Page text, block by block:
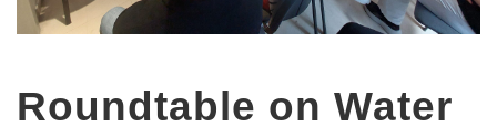
Roundtable on Water